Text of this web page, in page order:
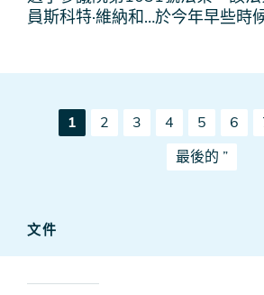
員斯科特·維納和…於今年早些時
Pagination
當
前
1 頁
2 頁
3 頁
4 頁
5 頁
6
最
後
最後的 ”
文件